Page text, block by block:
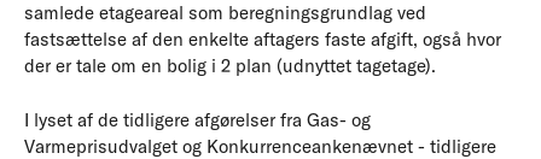
samlede etageareal som beregningsgrundlag ved
fastsættelse af den enkelte aftagers faste afgift, også hvor
der er tale om en bolig i 2 plan (udnyttet tagetage).
I lyset af de tidligere afgørelser fra Gas- og
Varmeprisudvalget og Konkurrenceankenævnet - tidligere